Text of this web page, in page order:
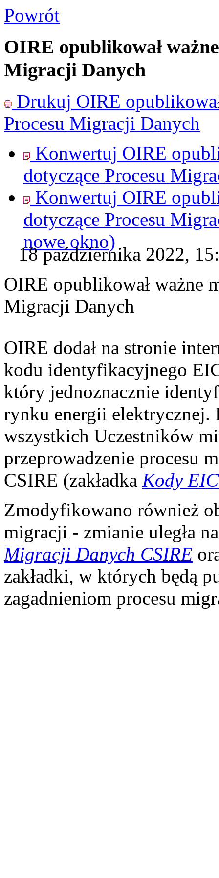
Powrót
OIRE opublikował
Migracji Danych
Drukuj OIRE
Procesu Migracji Danych
Konwertuj OIRE
dotyczące Procesu
Konwertuj OIRE
dotyczące Procesu
nowe okno)
18 października 2022,
OIRE opublikował ważne
Migracji Danych
OIRE dodał na stronie
kodu identyfikacyjnego
który jednoznacznie
rynku energii elektrycznej.
wszystkich Uczestników
przeprowadzenie procesu
CSIRE (zakładka Kody
Zmodyfikowano również
migracji - zmianie uległa
Migracji Danych CSIRE
zakładki, w których będą
zagadnieniom procesu